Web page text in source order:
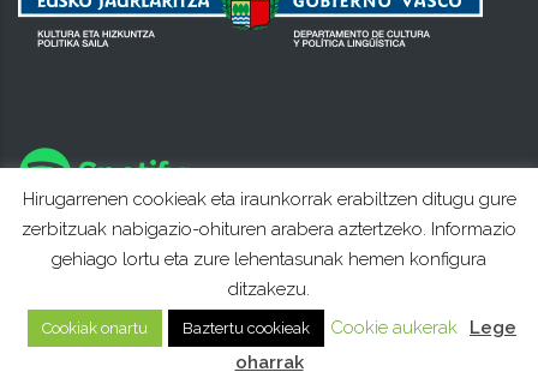
Hirugarrenen cookieak eta iraunkorrak erabiltzen ditugu gure
zerbitzuak nabigazio-ohituren arabera aztertzeko. Informazio
gehiago lortu eta zure lehentasunak hemen konfigura
ditzakezu.
Cookiak onartu Baztertu cookieak Cookie aukerak
Lege
oharrak